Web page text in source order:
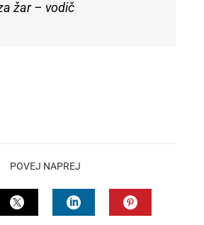
žar – vodič
POVEJ NAPREJ